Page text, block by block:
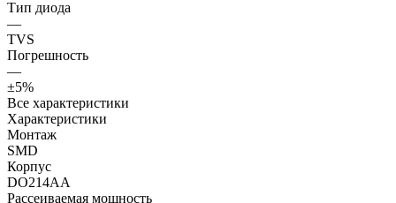
Тип диода
—
TVS
Погрешность
—
±5%
Все характеристики
Характеристики
Монтаж
SMD
Корпус
DO214AA
Рассеиваемая мощность